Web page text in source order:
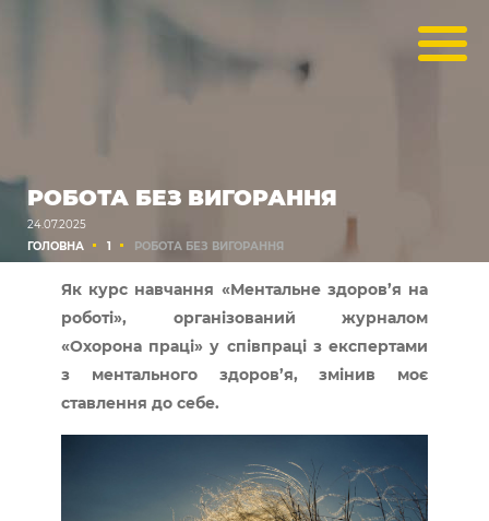
РОБОТА БЕЗ ВИГОРАННЯ
24.07.2025
ГОЛОВНА
1 РОБОТА БЕЗ ВИГОРАННЯ
Як курс навчання «Ментальне здоров’я на
роботі», організований журналом
«Охорона праці» у співпраці з експертами
з ментального здоров’я, змінив моє
ставлення до себе.